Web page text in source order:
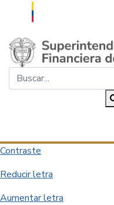
Saltar al contenido principal
Contraste
Reducir letra
Aumentar letra